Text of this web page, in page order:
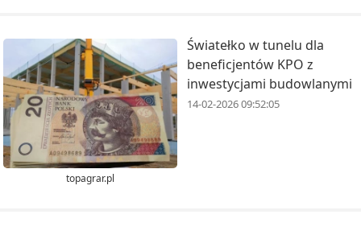
topagrar.pl
Światełko w tunelu dla
beneficjentów KPO z
inwestycjami budowlanymi
14-02-2026 09:52:05